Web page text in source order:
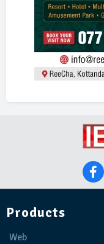
Products
Web